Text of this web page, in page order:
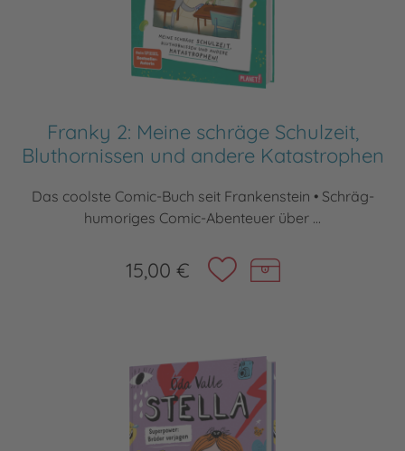
Franky 2: Meine schräge Schulzeit,
Bluthornissen und andere Katastrophen
Das coolste Comic-Buch seit Frankenstein • Schräg-
humoriges Comic-Abenteuer über ...
15,00 €